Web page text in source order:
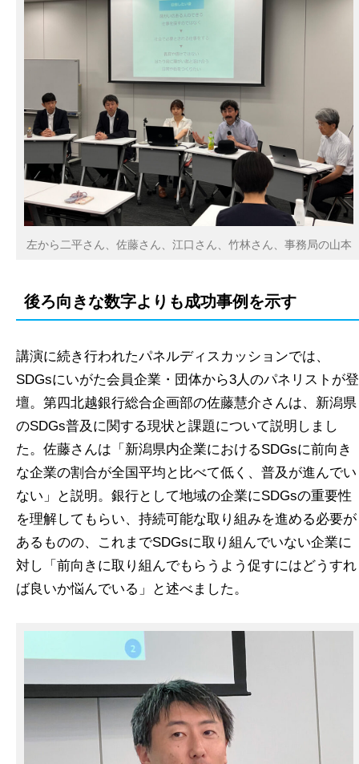
左から二平さん、佐藤さん、江口さん、竹林さん、事務局の山本
後ろ向きな数字よりも成功事例を示す
講演に続き行われたパネルディスカッションでは、
SDGsにいがた会員企業・団体から3人のパネリストが登
壇。第四北越銀行総合企画部の佐藤慧介さんは、新潟県
のSDGs普及に関する現状と課題について説明しまし
た。佐藤さんは「新潟県内企業におけるSDGsに前向き
な企業の割合が全国平均と比べて低く、普及が進んでい
ない」と説明。銀行として地域の企業にSDGsの重要性
を理解してもらい、持続可能な取り組みを進める必要が
あるものの、これまでSDGsに取り組んでいない企業に
対し「前向きに取り組んでもらうよう促すにはどうすれ
ば良いか悩んでいる」と述べました。